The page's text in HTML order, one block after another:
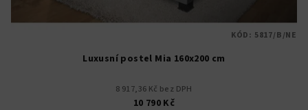
Luxusní postel Mia 160x200 cm
8 917,36 Kč bez DPH
10 790 Kč
KÓD: 5817/B/NE